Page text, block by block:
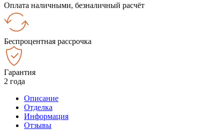
Оплата наличными, безналичный расчёт
Беспроцентная рассрочка
Гарантия
2 года
Описание
Отделка
Информация
Отзывы